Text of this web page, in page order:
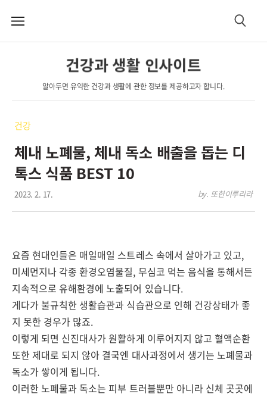
메
검
건강과 생활 인사이트
알아두면 유익한 건강과 생활에 관한 정보를 제공하고자 합니다.
건강
체내 노폐물, 체내 독소 배출을 돕는 디
톡스 식품 BEST 10
2023. 2. 17. by. 또한이루리라
요즘 현대인들은 매일매일 스트레스 속에서 살아가고 있고,
미세먼지나 각종 환경오염물질, 무심코 먹는 음식을 통해서든
지속적으로 유해환경에 노출되어 있습니다.
게다가 불규칙한 생활습관과 식습관으로 인해 건강상태가 좋
지 못한 경우가 많죠.
이렇게 되면 신진대사가 원활하게 이루어지지 않고 혈액순환
또한 제대로 되지 않아 결국엔 대사과정에서 생기는 노폐물과
독소가 쌓이게 됩니다.
이러한 노폐물과 독소는 피부 트러블뿐만 아니라 신체 곳곳에